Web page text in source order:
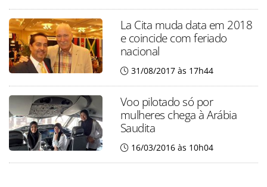
La Cita muda data em 2018
e coincide com feriado
nacional
31/08/2017 às 17h44
Voo pilotado só por
mulheres chega à Arábia
Saudita
16/03/2016 às 10h04